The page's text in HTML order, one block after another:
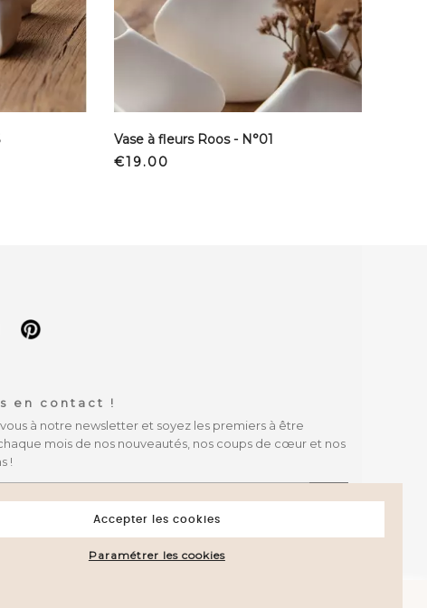
Vase à fleurs Roos - N°01
Price
€19.00
en contact !
à notre newsletter et soyez les premiers à être
mois de nos nouveautés, nos coups de cœur et nos
!
OK
Accepter les cookies
Paramétrer les cookies